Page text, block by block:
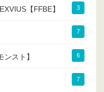
【FFBE】 3
7
スト】 6
7